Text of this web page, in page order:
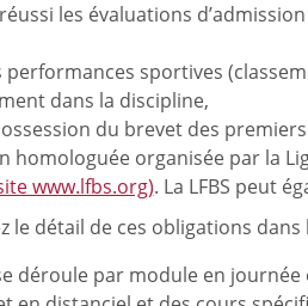
les évaluations
performances sportives
dans la discipline,
du brevet des
homologuée organisée par la
www.lfbs.org). La LFBS peut
le détail de ces obligations
déroule par module en